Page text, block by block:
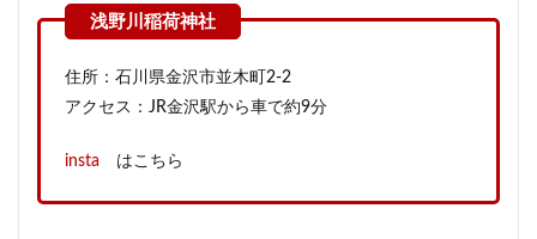
住所：石川県金沢市並木町2-2
アクセス：JR金沢駅から車で約9分
insta はこちら